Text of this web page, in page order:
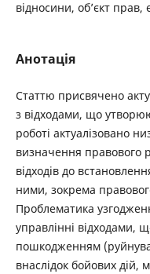
відносини, об’єкт прав,
Анотація
Статтю присвячено
з відходами, що
роботі актуалізовано
визначення правового
відходів до
ними, зокрема
Проблематика
управлінні відходами,
пошкодженням
внаслідок бойових дій,